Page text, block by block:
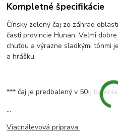
Kompletné špecifikácie
Čínsky zelený čaj zo záhrad
časti provincie Hunan. Veľmi
chuťou a výrazne sladkými tónmi
a hrášku.
*** čaj je predbalený v 50g
...
Viacnálevová príprava